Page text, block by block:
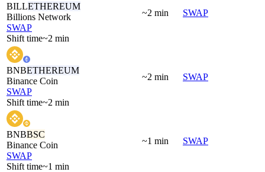
BILLETHEREUM
Billions Network
SWAP
Shift time~2 min
~2 min SWAP
BNBETHEREUM
Binance Coin
SWAP
Shift time~2 min
~2 min SWAP
BNBBSC
Binance Coin
SWAP
Shift time~1 min
~1 min SWAP